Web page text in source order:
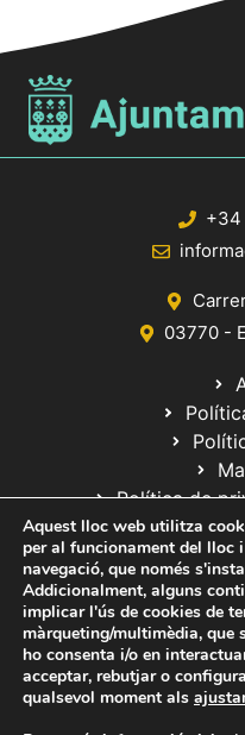
+34
03770 -
Política de
© 2020 Web desarrollada por
Aquest lloc web utilitza
per al funcionament del lloc
navegació, que només
Addicionalment, alguns
implicar l'ús de cookies de
màrqueting/multimèdia, que
ho consenta i/o en
acceptar, rebutjar o
qualsevol moment als